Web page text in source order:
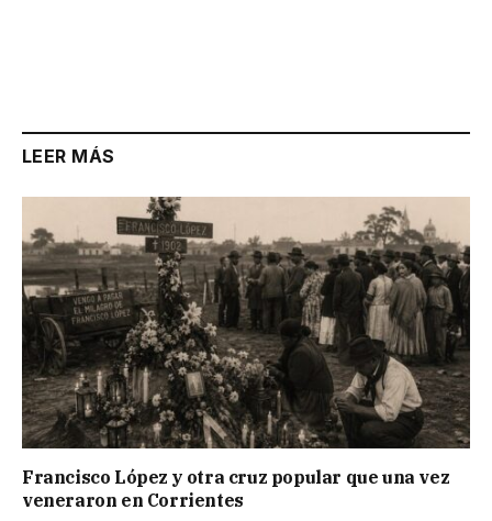
LEER MÁS
Francisco López y otra cruz popular que una vez
veneraron en Corrientes